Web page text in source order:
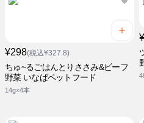
¥298(税込¥327.8)
ちゅ~るごはんとりささみ&ビーフ
野菜 いなばペットフード
14g×4本